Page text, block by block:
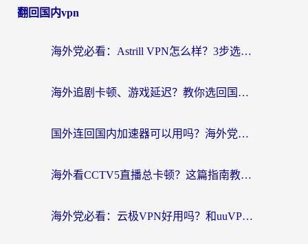
翻回国内vpn
海外党必看：Astrill VPN怎么样？3步选对回国加速器实现无缝刷剧玩游戏
海外追剧卡顿、游戏延迟？教你选回国加速器，附免费加速器试用一小时福利
国外连回国内加速器可以用吗？海外党亲测实用指南，解决追剧游戏卡顿难题
海外看CCTV5直播总卡顿？这篇指南教你选对回国加速器，无缝刷国内资源
海外党必看：云极VPN好用吗？和uuVPN对比哪个回国效果更好？附真实体验+避坑指南